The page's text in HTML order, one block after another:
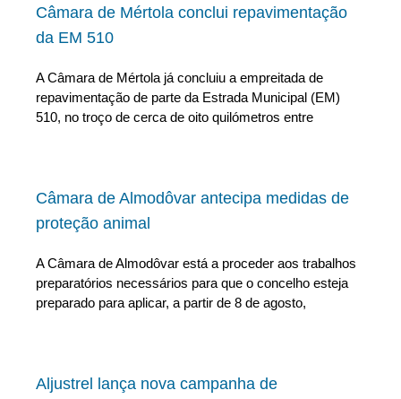
Câmara de Mértola conclui repavimentação
da EM 510
A Câmara de Mértola já concluiu a empreitada de
repavimentação de parte da Estrada Municipal (EM)
510, no troço de cerca de oito quilómetros entre
Câmara de Almodôvar antecipa medidas de
proteção animal
A Câmara de Almodôvar está a proceder aos trabalhos
preparatórios necessários para que o concelho esteja
preparado para aplicar, a partir de 8 de agosto,
Aljustrel lança nova campanha de